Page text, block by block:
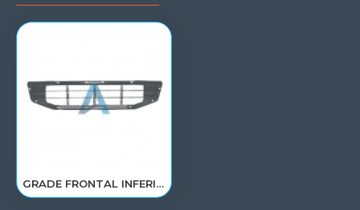
GRADE FRONTAL INFERIOR VOLVO FH4 APOS 2015> 82255346